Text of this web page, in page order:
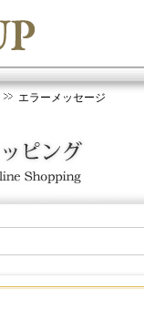
エラーメッセージ